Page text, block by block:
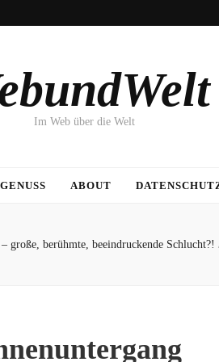
Im Web über die Welt
GENUSS ABOUT
große, berühmte, beeindruckende Schlucht?!